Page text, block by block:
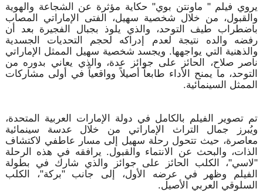
يروي فيلم " ماونتن بوي" حكاية مؤثرة عن الشجاعة والهوية
والقبول، من خلال شخصية سهيل، الفتى الإماراتي المصاب
باضطراب طيف التوحد، والذي يلوذ بجبال الفجيرة بعد أن
رفضه والده نتيجة لعدم إدراكه لحجم التحديات الجسدية
والذهنية التي يواجهها. ويجسد شخصية سهيل الممثل الإماراتي
ناصر صلاح، الحائز على جوائز عدة، والذي يعاني بدوره من
التوحد، ما يمنح الأداء طابعاً أصيلاً وواقعياً في أولى مشاركات
الممثل السينمائية.
تم تصوير الفيلم بالكامل في دولة الإمارات العربية المتحدة،
ويُبرز جمال التراث الإماراتي من خلال عدسة سينمائية
معاصرة، حيث تتحول رحلة سهيل إلى مسار عاطفي لاكتشاف
الذات، والبحث عن الانتماء والقبول. يرافقه في هذه الرحلة
"لاسي"، الكلب الحائز على جوائز والذي شارك في بطولة
الفيلم وظهر في عرضه الأول، إلى جانب "بركة"، الكلب
السلوقي العربي الأصيل.